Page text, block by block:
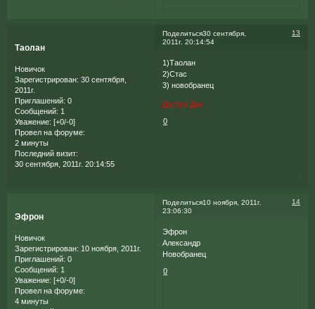
Поделиться 13
30 сентября,
2011г. 20:14:54
Таолан
Новичок
Зарегистрирован: 30 сентября,
2011г.
Приглашений: 0
Сообщений: 1
Уважение: [+0/-0]
Провел на форуме:
2 минуты
Последний визит:
30 сентября, 2011г. 20:14:55
1)Таолан
2)Стас
3) новобранец
Доступ Дан
0
Поделиться 14
10 ноября, 2011г.
23:06:30
Эфрон
Новичок
Зарегистрирован: 10 ноября, 2011г.
Приглашений: 0
Сообщений: 1
Уважение: [+0/-0]
Провел на форуме:
4 минуты
Эфрон
Александр
Новобранец
0